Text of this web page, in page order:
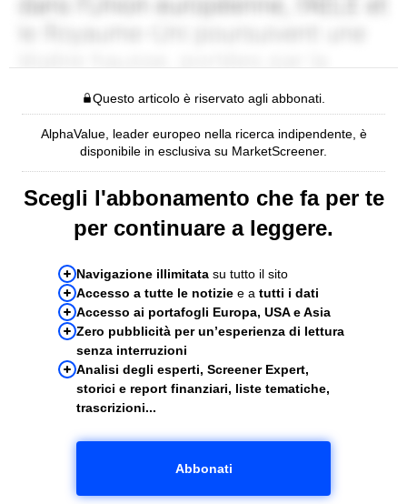
Questo articolo è riservato agli abbonati.
AlphaValue, leader europeo nella ricerca indipendente, è
disponibile in esclusiva su MarketScreener.
Scegli l'abbonamento che fa per te
per continuare a leggere.
Navigazione illimitata su tutto il sito
Accesso a tutte le notizie e a tutti i dati
Accesso ai portafogli Europa, USA e Asia
Zero pubblicità per un’esperienza di lettura
senza interruzioni
Analisi degli esperti, Screener Expert,
storici e report finanziari, liste tematiche,
trascrizioni...
Abbonati